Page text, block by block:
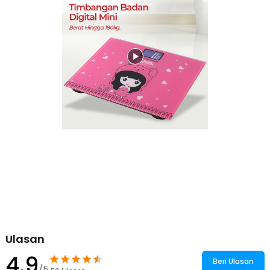
Kelengkapan Produk
Rincian yang Anda dapatkan untuk pembelian produk ini:
1 x Taffware Digipounds Timbangan Badan Digital Scale Battery
0.05kg 180kg - SC-01
1 x Panduan Penggunaan
Ulasan
Beri Ulasan